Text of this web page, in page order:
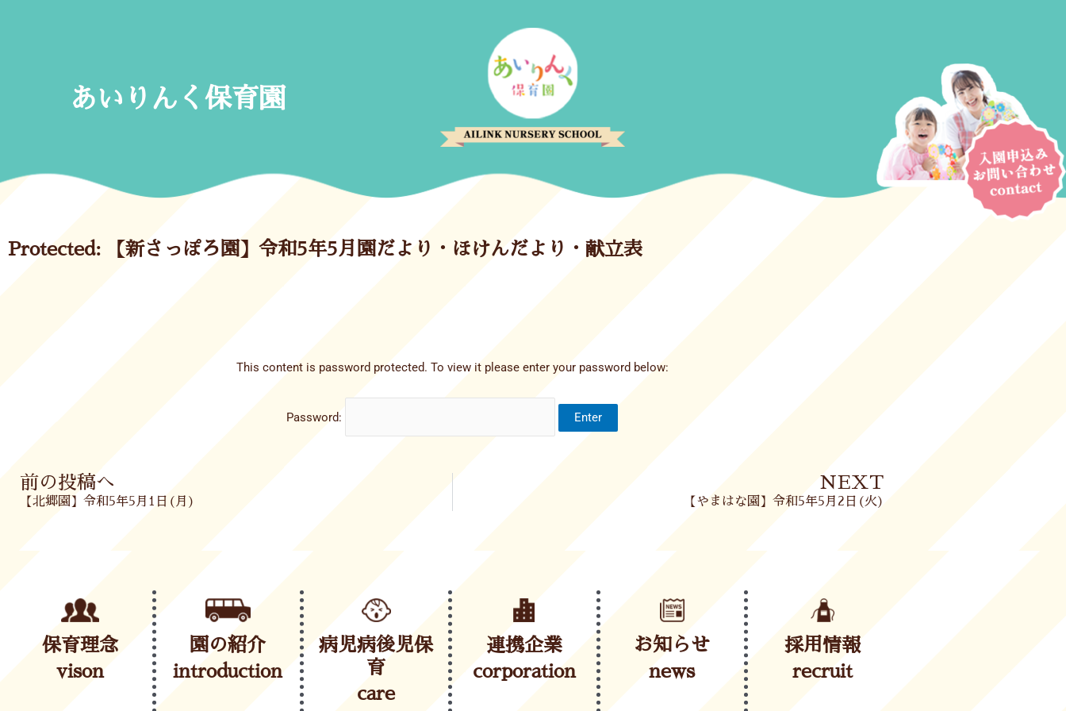
あいりんく保育園
Protected: 【新さっぽろ園】令和5年5月園だより・ほけんだより・献立表
This content is password protected. To view it please enter your password below:
Password:
Prev
前の投稿へ
【北郷園】令和5年5月1日(月)
NEXT
【やまはな園】令和5年5月2日(火)
保育理念
vison
園の紹介
introduction
病児病後児保
育
care
連携企業
corporation
お知らせ
news
採用情報
recruit